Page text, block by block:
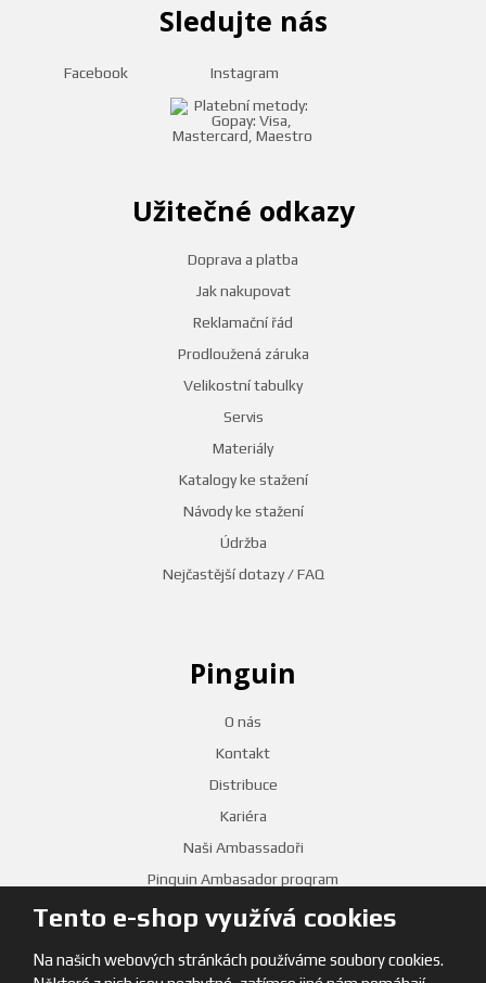
Tento e-shop využívá cookies
Na našich webových stránkách používáme soubory cookies.
Užitečné odkazy
Doprava a platba
Jak nakupovat
Reklamační řád
Prodloužená záruka
Velikostní tabulky
Servis
Materiály
Katalogy ke stažení
Návody ke stažení
Údržba
Nejčastější dotazy / FAQ
Pinguin
O nás
Kontakt
Distribuce
Kariéra
Naši Ambassadoři
Pinguin Ambasador program
PRODEJNY
Sledujte nás
Facebook Instagram